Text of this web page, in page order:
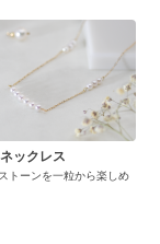
ックレス
トーンを一粒から楽しめ